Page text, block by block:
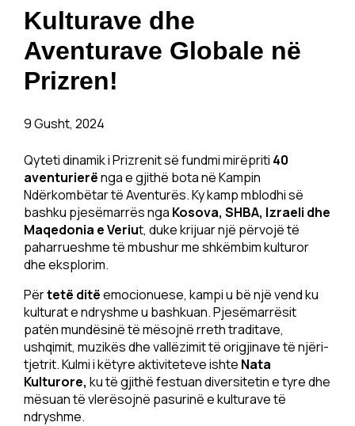
Kulturave dhe
Aventurave Globale në
Prizren!
9 Gusht, 2024
Qyteti dinamik i Prizrenit së fundmi mirëpriti 40
aventurierënga e gjithë bota në Kampin
Ndërkombëtar të Aventurës. Ky kamp mblodhi së
bashku pjesëmarrës nga Kosova, SHBA, Izraeli dhe
Maqedonia e Veriut, duke krijuar një përvojë të
paharrueshme të mbushur me shkëmbim kulturor
dhe eksplorim.
Përtetë ditëemocionuese, kampi u bë një vend ku
kulturat e ndryshme u bashkuan. Pjesëmarrësit
patën mundësinë të mësojnë rreth traditave,
ushqimit, muzikës dhe vallëzimit të origjinave të njëri-
tjetrit. Kulmi i këtyre aktiviteteve ishte Nata
Kulturore, ku të gjithë festuan diversitetin e tyre dhe
mësuan të vlerësojnë pasurinë e kulturave të
ndryshme.